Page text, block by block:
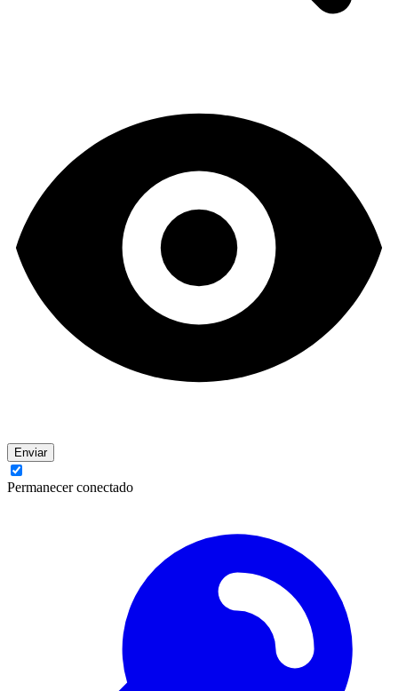
Enviar
Permanecer conectado